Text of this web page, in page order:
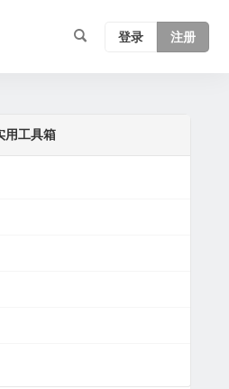
登录 注册
用工具箱